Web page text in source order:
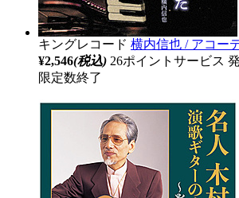
キングレコード 横内信也 / アコー
¥2,546(税込) 26ポイントサービス
限定数終了